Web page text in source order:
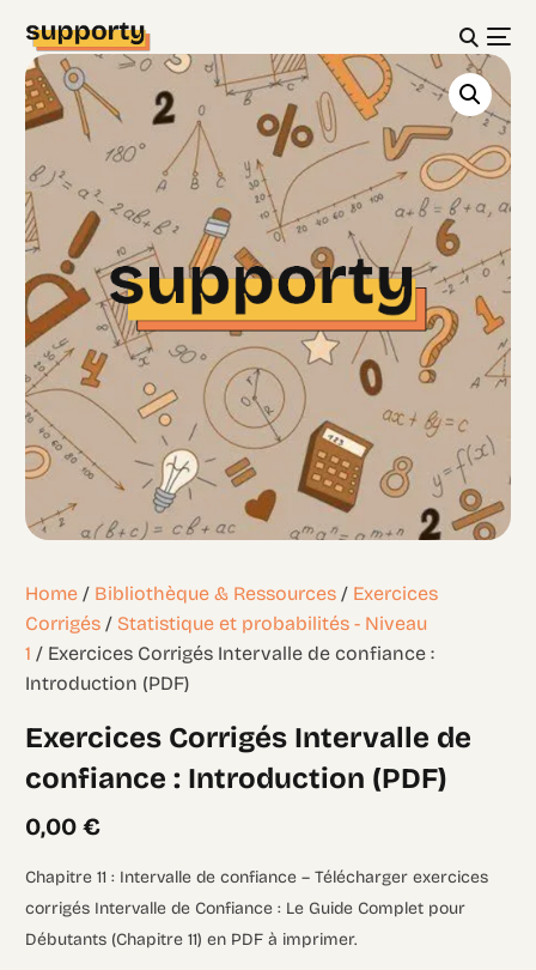
Home / Bibliothèque & Ressources / Exercices
Corrigés / Statistique et probabilités - Niveau
1 / Exercices Corrigés Intervalle de confiance :
Introduction (PDF)
Exercices Corrigés Intervalle de
confiance : Introduction (PDF)
0,00€
Chapitre 11 : Intervalle de confiance – Télécharger exercices
corrigés Intervalle de Confiance : Le Guide Complet pour
Débutants (Chapitre 11) en PDF à imprimer.